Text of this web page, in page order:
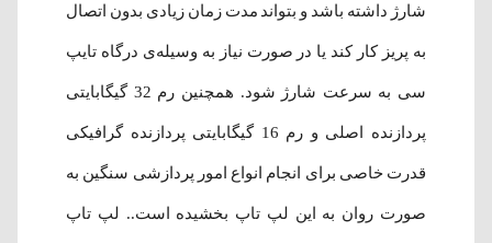
شارژ داشته باشد و بتواند مدت زمان زیادی بدون اتصال
به پریز کار کند یا در صورت نیاز به وسیله‌ی درگاه تایپ
سی به سرعت شارژ شود. همچنین رم 32 گیگابایتی
پردازنده اصلی و رم 16 گیگابایتی پردازنده گرافیکی
قدرت خاصی برای انجام انواع امور پردازشی سنگین به
صورت روان به این لپ تاپ بخشیده است.. لپ‌ تاپ